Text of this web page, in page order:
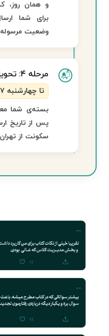
و همان روز،
برای شما
وضعیت
📬 مرحله ۴: تحویل کتاب
تا چهارشنبه 7 مرداد 1405
بسته‌ی شما
پس از تاریخ
سکونت از